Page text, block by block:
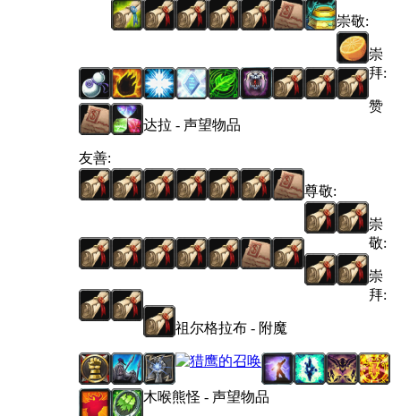
崇敬:
崇
拜:
赞
达拉 - 声望物品
友善:
尊敬:
崇
敬:
崇
拜:
祖尔格拉布 - 附魔
木喉熊怪 - 声望物品